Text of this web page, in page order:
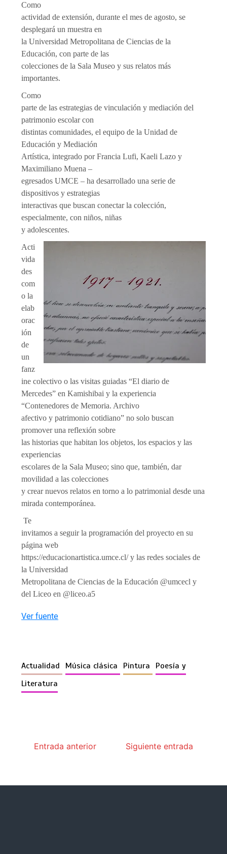
Como
actividad de extensión, durante el mes de agosto, se
desplegará un muestra en
la Universidad Metropolitana de Ciencias de la
Educación, con parte de las
colecciones de la Sala Museo y sus relatos más
importantes.
Como
parte de las estrategias de vinculación y mediación del
patrimonio escolar con
distintas comunidades, el equipo de la Unidad de
Educación y Mediación
Artística, integrado por Francia Lufi, Kaeli Lazo y
Maximiliano Muena –
egresados UMCE – ha desarrollado una serie de
dispositivos y estrategias
interactivas que buscan conectar la colección,
especialmente, con niños, niñas
y adolescentes.
Acti
vida
des
com
o la
elab
orac
ión
de
un
fanz
ine colectivo o las visitas guiadas “El diario de
Mercedes” en Kamishibai y la experiencia
“Contenedores de Memoria. Archivo
afectivo y patrimonio cotidiano” no solo buscan
promover una reflexión sobre
las historias que habitan los objetos, los espacios y las
experiencias
escolares de la Sala Museo; sino que, también, dar
movilidad a las colecciones
y crear nuevos relatos en torno a lo patrimonial desde una
mirada contemporánea.
Te
invitamos a seguir la programación del proyecto en su
página web
https://educacionartistica.umce.cl/ y las redes sociales de
la Universidad
Metropolitana de Ciencias de la Educación @umcecl y
del Liceo en @liceo.a5
Ver fuente
Actualidad Música clásica Pintura
Poesía y
Literatura
Entrada anterior Siguiente entrada